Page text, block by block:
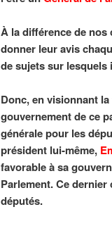
À la différence de
donner leur avis
de sujets sur lesquels
Donc, en visionnant
gouvernement de ce
générale pour les
président lui-même,
favorable à sa
Parlement. Ce
députés.